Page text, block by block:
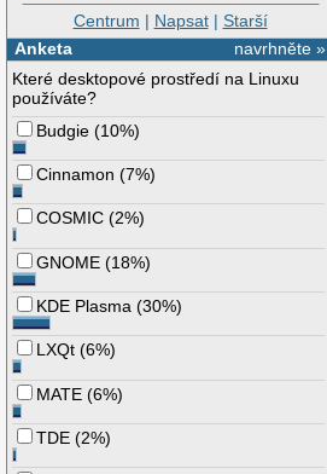
Centrum | Napsat| Starší
navrhněte »
Anketa
Které desktopové prostředí na Linuxu
používáte?
Budgie (10%)
Cinnamon (7%)
COSMIC (2%)
GNOME (18%)
KDE Plasma (30%)
LXQt (6%)
MATE (6%)
TDE (2%)